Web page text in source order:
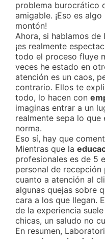
problema burocrático
amigable. ¡Eso es
montón!
Ahora, si hablamos de
¡es realmente
todo el proceso fluye
veces he estado en
atención es un caos,
contrario. Ellos te
todo, lo hacen con
imaginas entrar a un
realmente sepa lo que
norma.
Eso sí, hay que
Mientras que la
profesionales es de 5
personal de
cuanto a atención al
algunas quejas sobre
cara a los que llegan.
de la experiencia
chicas, un saludo no
En resumen,